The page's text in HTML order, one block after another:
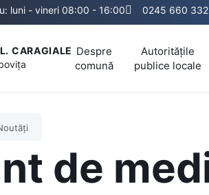
luni - vineri 08:00 - 16:00 0245 660 332
CARAGIALE Despre
comună
Autoritățile
publice locale
de